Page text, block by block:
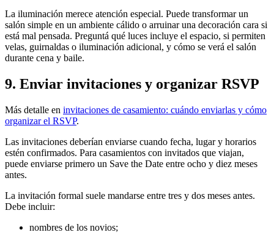
La iluminación merece atención especial. Puede transformar un
salón simple en un ambiente cálido o arruinar una decoración cara si
está mal pensada. Preguntá qué luces incluye el espacio, si permiten
velas, guirnaldas o iluminación adicional, y cómo se verá el salón
durante cena y baile.
9. Enviar invitaciones y organizar RSVP
Más detalle en invitaciones de casamiento: cuándo enviarlas y cómo
organizar el RSVP.
Las invitaciones deberían enviarse cuando fecha, lugar y horarios
estén confirmados. Para casamientos con invitados que viajan,
puede enviarse primero un Save the Date entre ocho y diez meses
antes.
La invitación formal suele mandarse entre tres y dos meses antes.
Debe incluir:
nombres de los novios;